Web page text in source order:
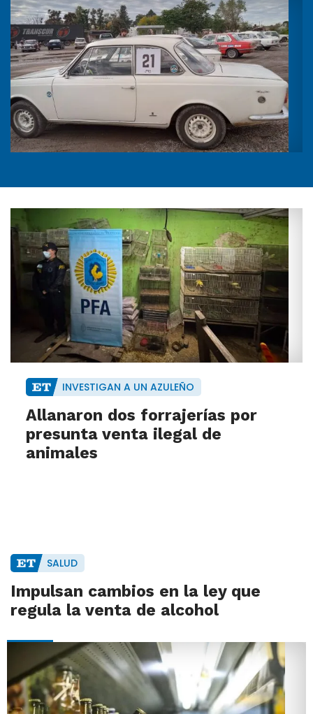
INVESTIGAN A UN AZULEÑO
Allanaron dos forrajerías por
presunta venta ilegal de
animales
SALUD
Impulsan cambios en la ley que
regula la venta de alcohol